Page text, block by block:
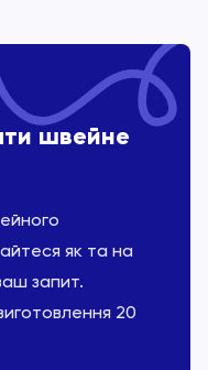
швейне
як та на
запит.
20